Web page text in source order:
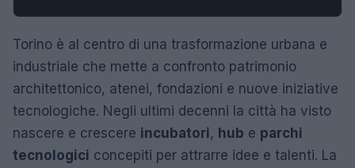
Torino è al centro di una trasformazione urbana e
industriale che mette a confronto patrimonio
architettonico, atenei, fondazioni e nuove iniziative
tecnologiche. Negli ultimi decenni la città ha visto
nascere e crescere incubatori, hub e parchi
tecnologici concepiti per attrarre idee e talenti. La